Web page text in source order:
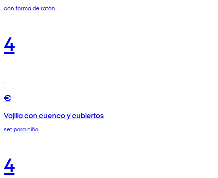
con forma de ratón
4
€
Vajilla con cuenco y cubiertos
set para niño
4